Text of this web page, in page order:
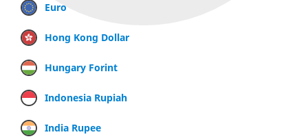
Euro
Hong Kong Dollar
Hungary Forint
Indonesia Rupiah
India Rupee